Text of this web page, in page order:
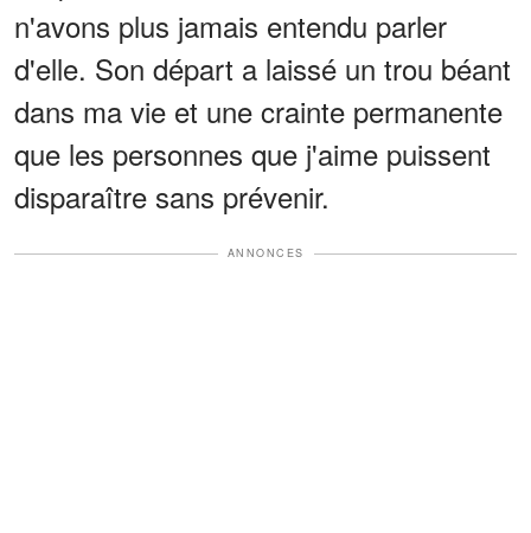
n'avons plus jamais entendu parler
d'elle. Son départ a laissé un trou béant
dans ma vie et une crainte permanente
que les personnes que j'aime puissent
disparaître sans prévenir.
ANNONCES